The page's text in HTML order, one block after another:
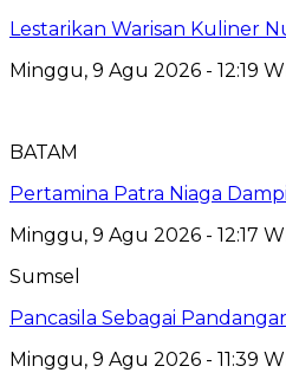
Lestarikan Warisan Kuliner
Minggu, 9 Agu 2026 - 12:19
BATAM
Pertamina Patra Niaga
Minggu, 9 Agu 2026 - 12:17
Sumsel
Pancasila Sebagai
Minggu, 9 Agu 2026 - 11:39